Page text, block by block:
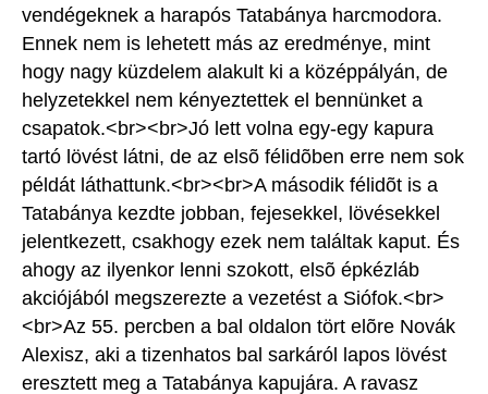
vendégeknek a harapós Tatabánya harcmodora.
Ennek nem is lehetett más az eredménye, mint
hogy nagy küzdelem alakult ki a középpályán, de
helyzetekkel nem kényeztettek el bennünket a
csapatok.<br><br>Jó lett volna egy-egy kapura
tartó lövést látni, de az elsõ félidõben erre nem sok
példát láthattunk.<br><br>A második félidõt is a
Tatabánya kezdte jobban, fejesekkel, lövésekkel
jelentkezett, csakhogy ezek nem találtak kaput. És
ahogy az ilyenkor lenni szokott, elsõ épkézláb
akciójából megszerezte a vezetést a Siófok.<br>
<br>Az 55. percben a bal oldalon tört elõre Novák
Alexisz, aki a tizenhatos bal sarkáról lapos lövést
eresztett meg a Tatabánya kapujára. A ravasz